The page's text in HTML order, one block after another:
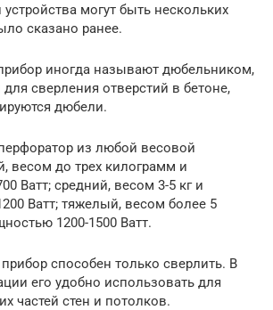
устройства могут быть нескольких
сказано ранее.
иногда называют дюбельником,
сверления отверстий в бетоне,
дюбели.
из любой весовой
весом до трех килограмм и
Ватт; средний, весом 3-5 кг и
Ватт; тяжелый, весом более 5
1200-1500 Ватт.
способен только сверлить. В
его удобно использовать для
частей стен и потолков.